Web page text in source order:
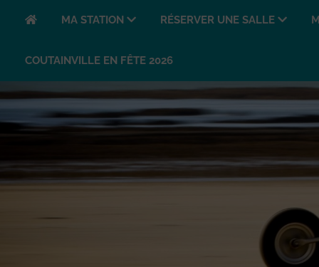
MA STATION RÉSERVER UNE SALLE
COUTAINVILLE EN FÊTE 2026